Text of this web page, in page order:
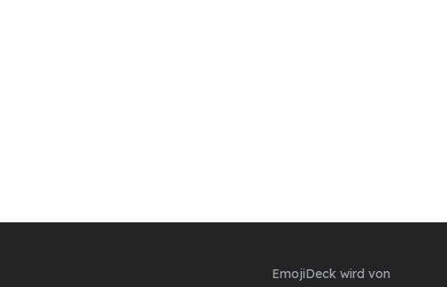
EmojiDeck wird von